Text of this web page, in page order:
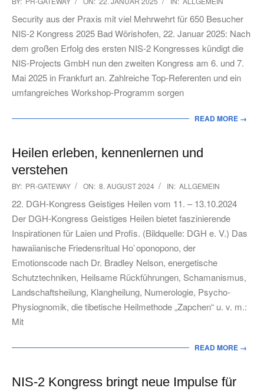
01-
22
Security aus der Praxis mit viel Mehrwehrt für 650 Besucher
NIS-2 Kongress 2025 Bad Wörishofen, 22. Januar 2025: Nach
dem großen Erfolg des ersten NIS-2 Kongresses kündigt die
NIS-Projects GmbH nun den zweiten Kongress am 6. und 7.
Mai 2025 in Frankfurt an. Zahlreiche Top-Referenten und ein
umfangreiches Workshop-Programm sorgen
READ MORE →
Heilen erleben, kennenlernen und
verstehen
2024-
08-
08
BY: PR-GATEWAY ON: 8. AUGUST 2024 IN: ALLGEMEIN
22. DGH-Kongress Geistiges Heilen vom 11. – 13.10.2024
Der DGH-Kongress Geistiges Heilen bietet faszinierende
Inspirationen für Laien und Profis. (Bildquelle: DGH e. V.) Das
hawaiianische Friedensritual Ho`oponopono, der
Emotionscode nach Dr. Bradley Nelson, energetische
Schutztechniken, Heilsame Rückführungen, Schamanismus,
Landschaftsheilung, Klangheilung, Numerologie, Psycho-
Physiognomik, die tibetische Heilmethode „Zapchen“ u. v. m.:
Mit
READ MORE →
NIS-2 Kongress bringt neue Impulse für